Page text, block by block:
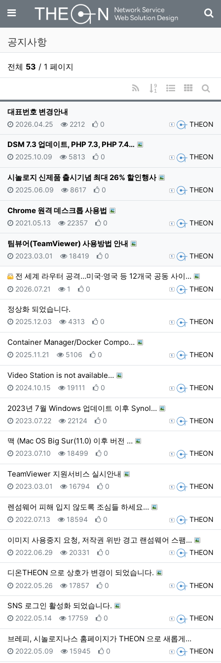
메뉴
공지사항
전체 53 / 1 페이지
RSS
게시물 정렬
웹진 스타일
갤러리게
대표번호 변경안내
등록자 THEON
등록일
2026.04.25 조회
2212 추천
0
DSM 7.3 업데이트, PHP 7.3, PHP 7.4…
등록자 THEON
등록일
2025.10.09 조회
5813 추천
0
시놀로지 신제품 출시기념 최대 26% 할인행사
등록자 THEON
등록일
2025.06.09 조회
8617 추천
0
Chrome 원격 데스크톱 사용법
등록자 THEON
등록일
2021.05.13 조회
22357 추천
0
팀뷰어(TeamViewer) 사용방법 안내
등록자 THEON
등록일
2023.03.01 조회
18419 추천
0
전 세계 라우터 공격…미국·영국 등 12개국 공동 사이…
등록자 THEON
등록일
2026.07.21 조회
1 추천
0
정상화 되었습니다.
등록자 THEON
등록일
2025.12.03 조회
4313 추천
0
Container Manager/Docker Compo…
등록자 THEON
등록일
2025.11.21 조회
5106 추천
0
Video Station is not available…
등록자 THEON
등록일
2024.10.15 조회
19111 추천
0
2023년 7월 Windows 업데이트 이후 Synol…
등록자 THEON
등록일
2023.07.22 조회
22124 추천
0
맥 (Mac OS Big Sur(11.0) 이후 버전 …
등록자 THEON
등록일
2023.07.10 조회
18499 추천
0
TeamViewer 지원서비스 실시안내
등록자 THEON
등록일
2023.03.01 조회
16794 추천
0
렌섬웨어 피해 입지 않도록 조심들 하세요…
등록자 THEON
등록일
2022.07.13 조회
18594 추천
0
이미지 사용중지 요청, 저작권 위반 경고 랜섬웨어 스팸…
등록자 THEON
등록일
2022.06.29 조회
20331 추천
0
디온THEON 으로 상호가 변경이 되었습니다.
등록자 THEON
등록일
2022.05.26 조회
17857 추천
0
SNS 로그인 활성화 되었습니다.
등록자 THEON
등록일
2022.05.14 조회
17759 추천
0
브레피, 시놀로지나스 홈페이지가 THEON 으로 새롭게…
등록자 THEON
등록일
2022.05.09 조회
15945 추천
0